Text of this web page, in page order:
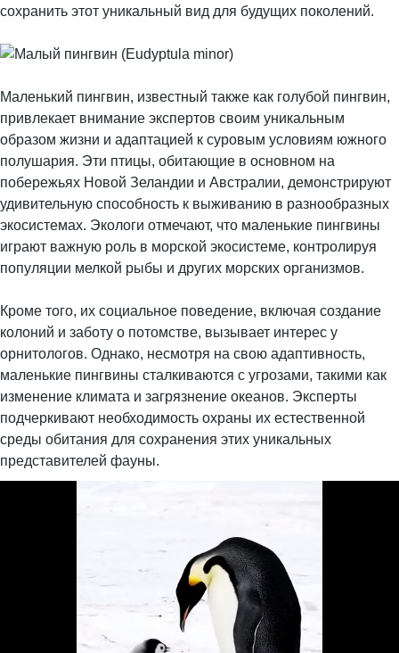
сохранить этот уникальный вид для будущих поколений.
Маленький пингвин, известный также как голубой пингвин,
привлекает внимание экспертов своим уникальным
образом жизни и адаптацией к суровым условиям южного
полушария. Эти птицы, обитающие в основном на
побережьях Новой Зеландии и Австралии, демонстрируют
удивительную способность к выживанию в разнообразных
экосистемах. Экологи отмечают, что маленькие пингвины
играют важную роль в морской экосистеме, контролируя
популяции мелкой рыбы и других морских организмов.
Кроме того, их социальное поведение, включая создание
колоний и заботу о потомстве, вызывает интерес у
орнитологов. Однако, несмотря на свою адаптивность,
маленькие пингвины сталкиваются с угрозами, такими как
изменение климата и загрязнение океанов. Эксперты
подчеркивают необходимость охраны их естественной
среды обитания для сохранения этих уникальных
представителей фауны.